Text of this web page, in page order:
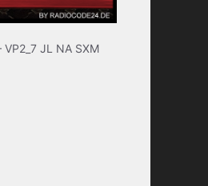
JL NA SXM